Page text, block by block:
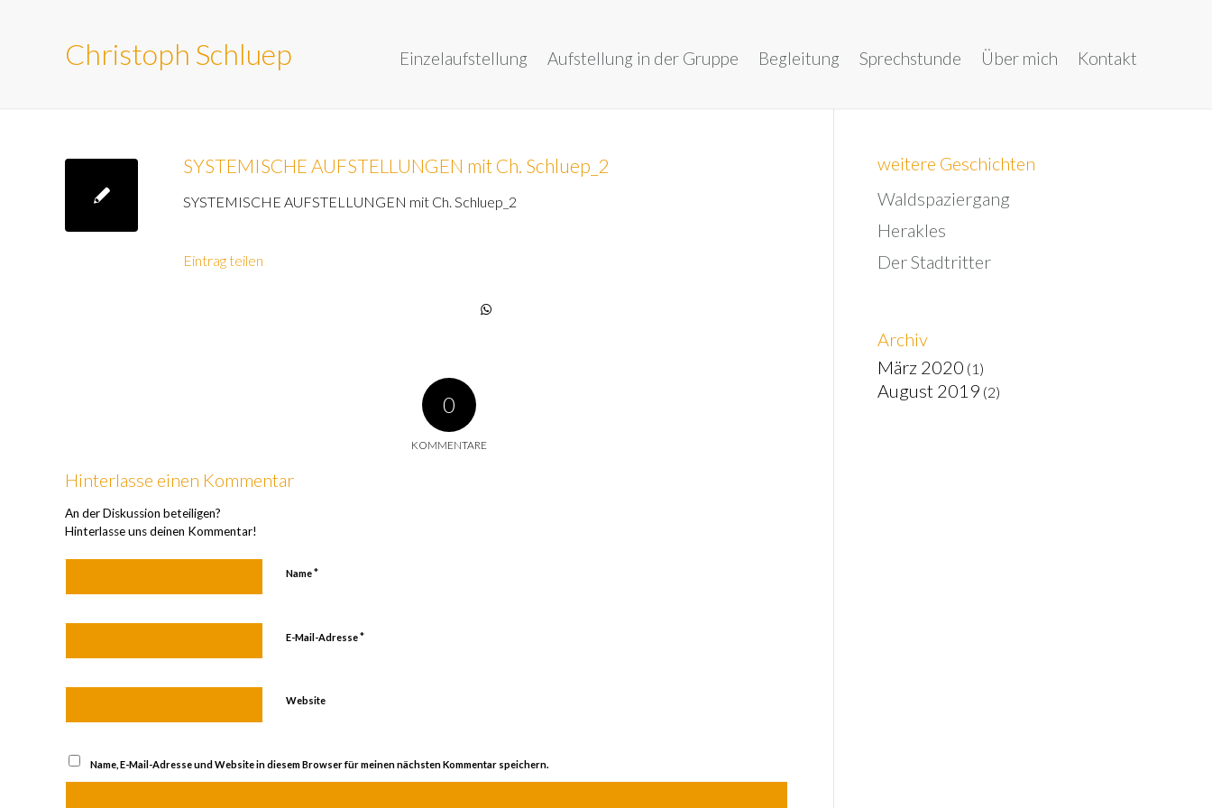
Christoph Schluep Einzelaufstellung Aufstellung in der Gruppe Begleitung Sprechstunde Über mich Kontakt
SYSTEMISCHE AUFSTELLUNGEN mit Ch. Schluep_2
SYSTEMISCHE AUFSTELLUNGEN mit Ch. Schluep_2
Eintrag teilen
0
KOMMENTARE
Hinterlasse einen Kommentar
An der Diskussion beteiligen?
Hinterlasse uns deinen Kommentar!
Name*
E-Mail-Adresse*
Website
Name, E-Mail-Adresse und Website in diesem Browser für meinen nächsten Kommentar speichern.
weitere Geschichten
Waldspaziergang
Herakles
Der Stadtritter
Archiv
März 2020 (1)
August 2019 (2)